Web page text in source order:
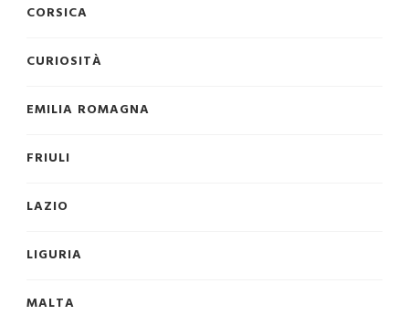
CORSICA
CURIOSITÀ
EMILIA ROMAGNA
FRIULI
LAZIO
LIGURIA
MALTA